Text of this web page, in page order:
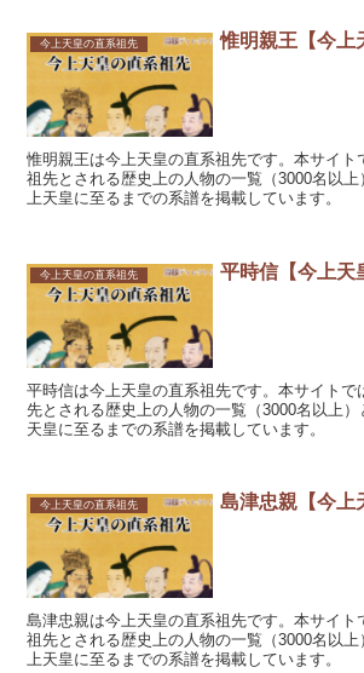
今上天皇の直系祖先 惟明親王【今上
惟明親王は今上天皇の直系祖先です。本サイト
祖先とされる歴史上の人物の一覧（3000名以
上天皇に至るまでの系譜を掲載しています。
今上天皇の直系祖先 平時信【今上天
平時信は今上天皇の直系祖先です。本サイトで
先とされる歴史上の人物の一覧（3000名以上
天皇に至るまでの系譜を掲載しています。
今上天皇の直系祖先 島津忠親【今上
島津忠親は今上天皇の直系祖先です。本サイト
祖先とされる歴史上の人物の一覧（3000名以
上天皇に至るまでの系譜を掲載しています。